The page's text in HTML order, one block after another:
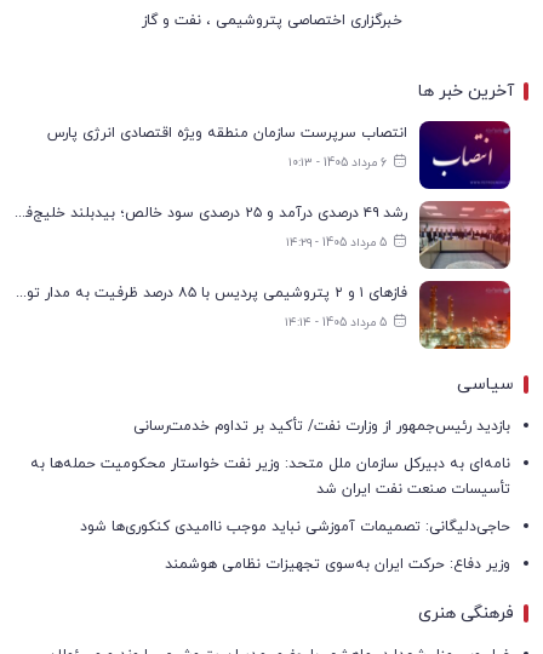
خبرگزاری اختصاصی پتروشیمی ، نفت و گاز
آخرین خبر ها
انتصاب سرپرست سازمان منطقه ویژه اقتصادی انرژی پارس
6 مرداد 1405 - ۱۰:۱۳
رشد ۴۹ درصدی درآمد و ۲۵ درصدی سود خالص؛ بیدبلند خلیج‌فارس سال ۱۴۰۴ را با رکوردهای جدید به پایان رساند
5 مرداد 1405 - ۱۴:۲۹
فازهای ۱ و ۲ پتروشیمی پردیس با ۸۵ درصد ظرفیت به مدار تولید بازگشتند
5 مرداد 1405 - ۱۴:۱۴
سیاسی
بازدید رئیس‌جمهور از وزارت نفت/ تأکید بر تداوم خدمت‌رسانی
نامه‌ای به دبیرکل سازمان ملل متحد: وزیر نفت خواستار محکومیت حمله‌ها به
تأسیسات صنعت نفت ایران شد
حاجی‌دلیگانی: تصمیمات آموزشی نباید موجب ناامیدی کنکوری‌ها شود
وزیر دفاع: حرکت ایران به‌سوی تجهیزات نظامی هوشمند
فرهنگی هنری